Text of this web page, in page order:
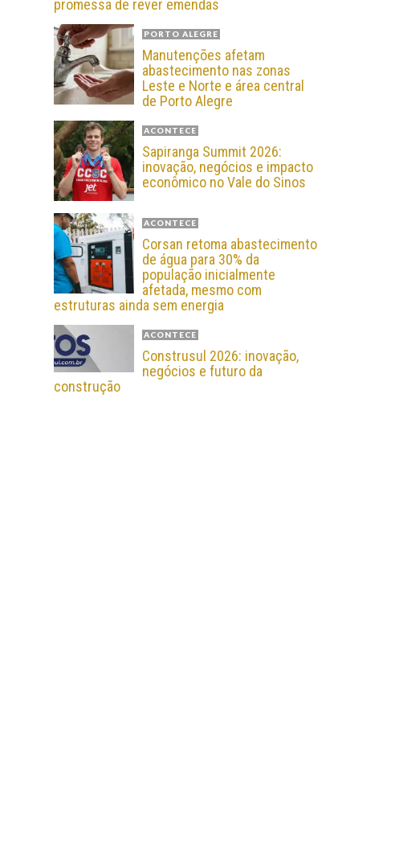
promessa de rever emendas
PORTO ALEGRE
Manutenções afetam
abastecimento nas zonas
Leste e Norte e área central
de Porto Alegre
ACONTECE
Sapiranga Summit 2026:
inovação, negócios e impacto
econômico no Vale do Sinos
ACONTECE
Corsan retoma abastecimento
de água para 30% da
população inicialmente
afetada, mesmo com
estruturas ainda sem energia
ACONTECE
Construsul 2026: inovação,
negócios e futuro da
construção